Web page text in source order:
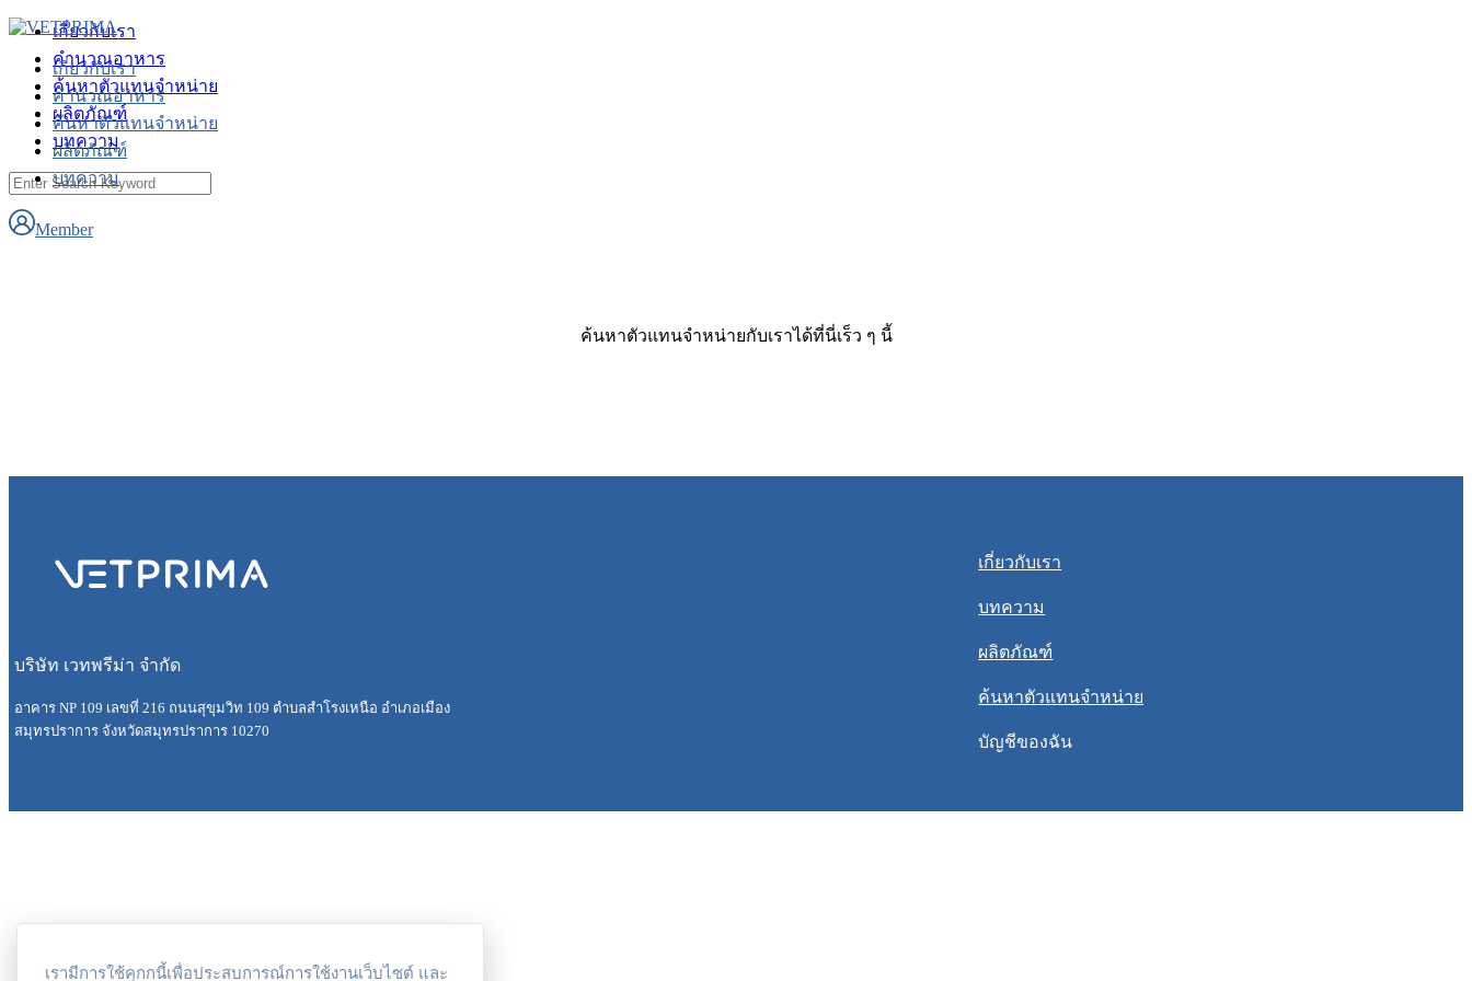
Skip
contentเกี่ยวกับเรา
คำนวณอาหาร
ค้นหาตัวแทนจำหน่าย
ผลิตภัณฑ์
บทความ
Member
เกี่ยวกับเรา
คำนวณอาหาร
ค้นหาตัวแทนจำหน่าย
ผลิตภัณฑ์
บทความ
Search
for:
ค้นหาตัวแทนจำหน่ายกับเราได้ที่นี่เร็ว ๆ นี้
บริษัท เวทพรีม่า จำกัด
อาคาร NP 109 เลขที่ 216 ถนนสุขุมวิท 109 ตำบลสำโรงเหนือ อำเภอเมือง
สมุทรปราการ จังหวัดสมุทรปราการ 10270
เกี่ยวกับเรา
บทความ
ผลิตภัณฑ์
ค้นหาตัวแทนจำหน่าย
บัญชีของฉัน
เรามีการใช้คุกกนี้เพื่อประสบการณ์การใช้งานเว็บไซต์ และ